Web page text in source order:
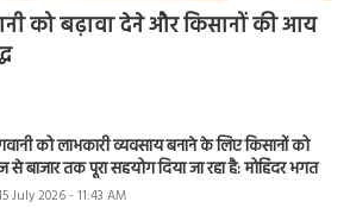
को बढ़ावा देने और किसानों की आय
को लाभकारी व्यवसाय बनाने के लिए किसानों को
से बाजार तक पूरा सहयोग दिया जा रहा है: मोहिंदर भगत
July 2026 - 11:43 AM